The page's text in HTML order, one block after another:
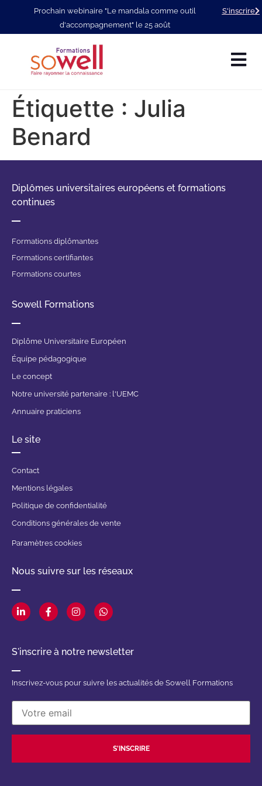
Prochain webinaire "Le mandala comme outil
d'accompagnement" le 25 août
S'inscrire
Étiquette : Julia
Benard
Diplômes universitaires européens et formations
continues
Formations diplômantes
Formations certifiantes
Formations courtes
Sowell Formations
Diplôme Universitaire Européen
Équipe pédagogique
Le concept
Notre université partenaire : l'UEMC
Annuaire praticiens
Le site
Contact
Mentions légales
Politique de confidentialité
Conditions générales de vente
Paramètres cookies
Nous suivre sur les réseaux
S'inscrire à notre newsletter
Inscrivez-vous pour suivre les actualités de Sowell Formations